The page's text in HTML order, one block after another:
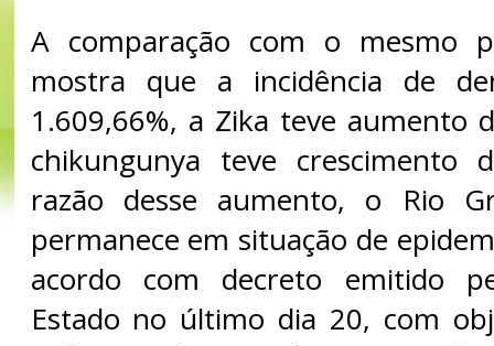
A comparação com o mesmo
mostra que a incidência de
1.609,66%, a Zika teve aumento
chikungunya teve crescimento
razão desse aumento, o Rio
permanece em situação de
acordo com decreto emitido
Estado no último dia 20, com